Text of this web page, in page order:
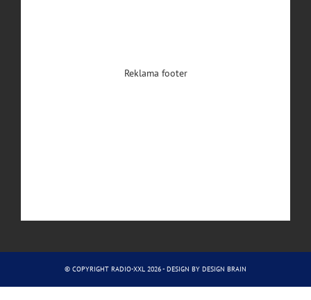
Reklama footer
© COPYRIGHT RADIO-XXL 2026 - DESIGN BY DESIGN BRAIN